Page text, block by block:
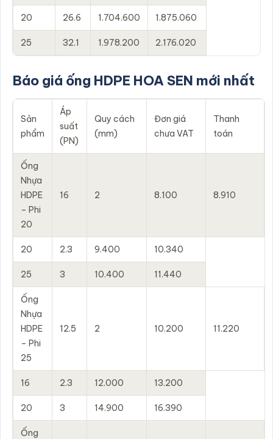
20 26.6 1.704.600 1.875.060
25 32.1 1.978.200 2.176.020
Báo giá ống HDPE HOA SEN mới nhất
Sản
phẩm
Áp
suất
(PN)
Quy cách
(mm)
Đơn giá
chưa VAT
Thanh
toán
Ống
Nhựa
HDPE
– Phi
20
16 2 8.100 8.910
20 2.3 9.400 10.340
25 3 10.400 11.440
Ống
Nhựa
HDPE
– Phi
25
12.5 2 10.200 11.220
16 2.3 12.000 13.200
20 3 14.900 16.390
Ống